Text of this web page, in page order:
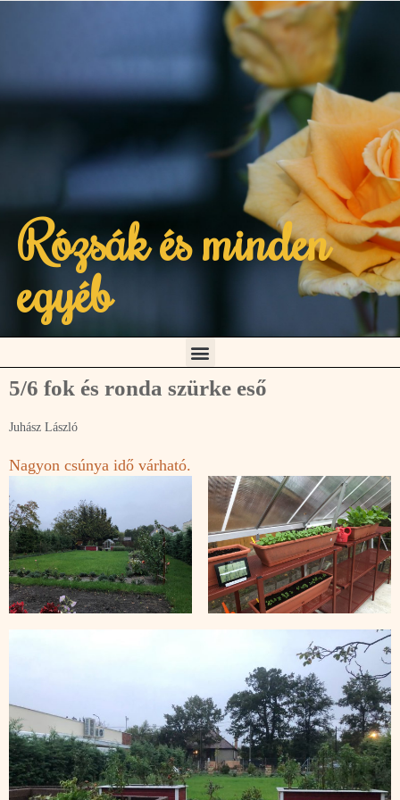
Rózsák és minden
egyéb
5/6 fok és ronda szürke eső
Juhász László
Nagyon csúnya idő várható.